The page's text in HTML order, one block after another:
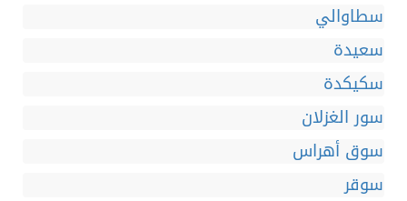
سطاوالي
سعيدة
سكيكدة
سور الغزلان
سوق أهراس
سوقر